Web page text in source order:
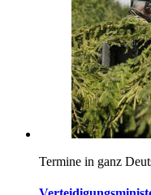
Termine in ganz